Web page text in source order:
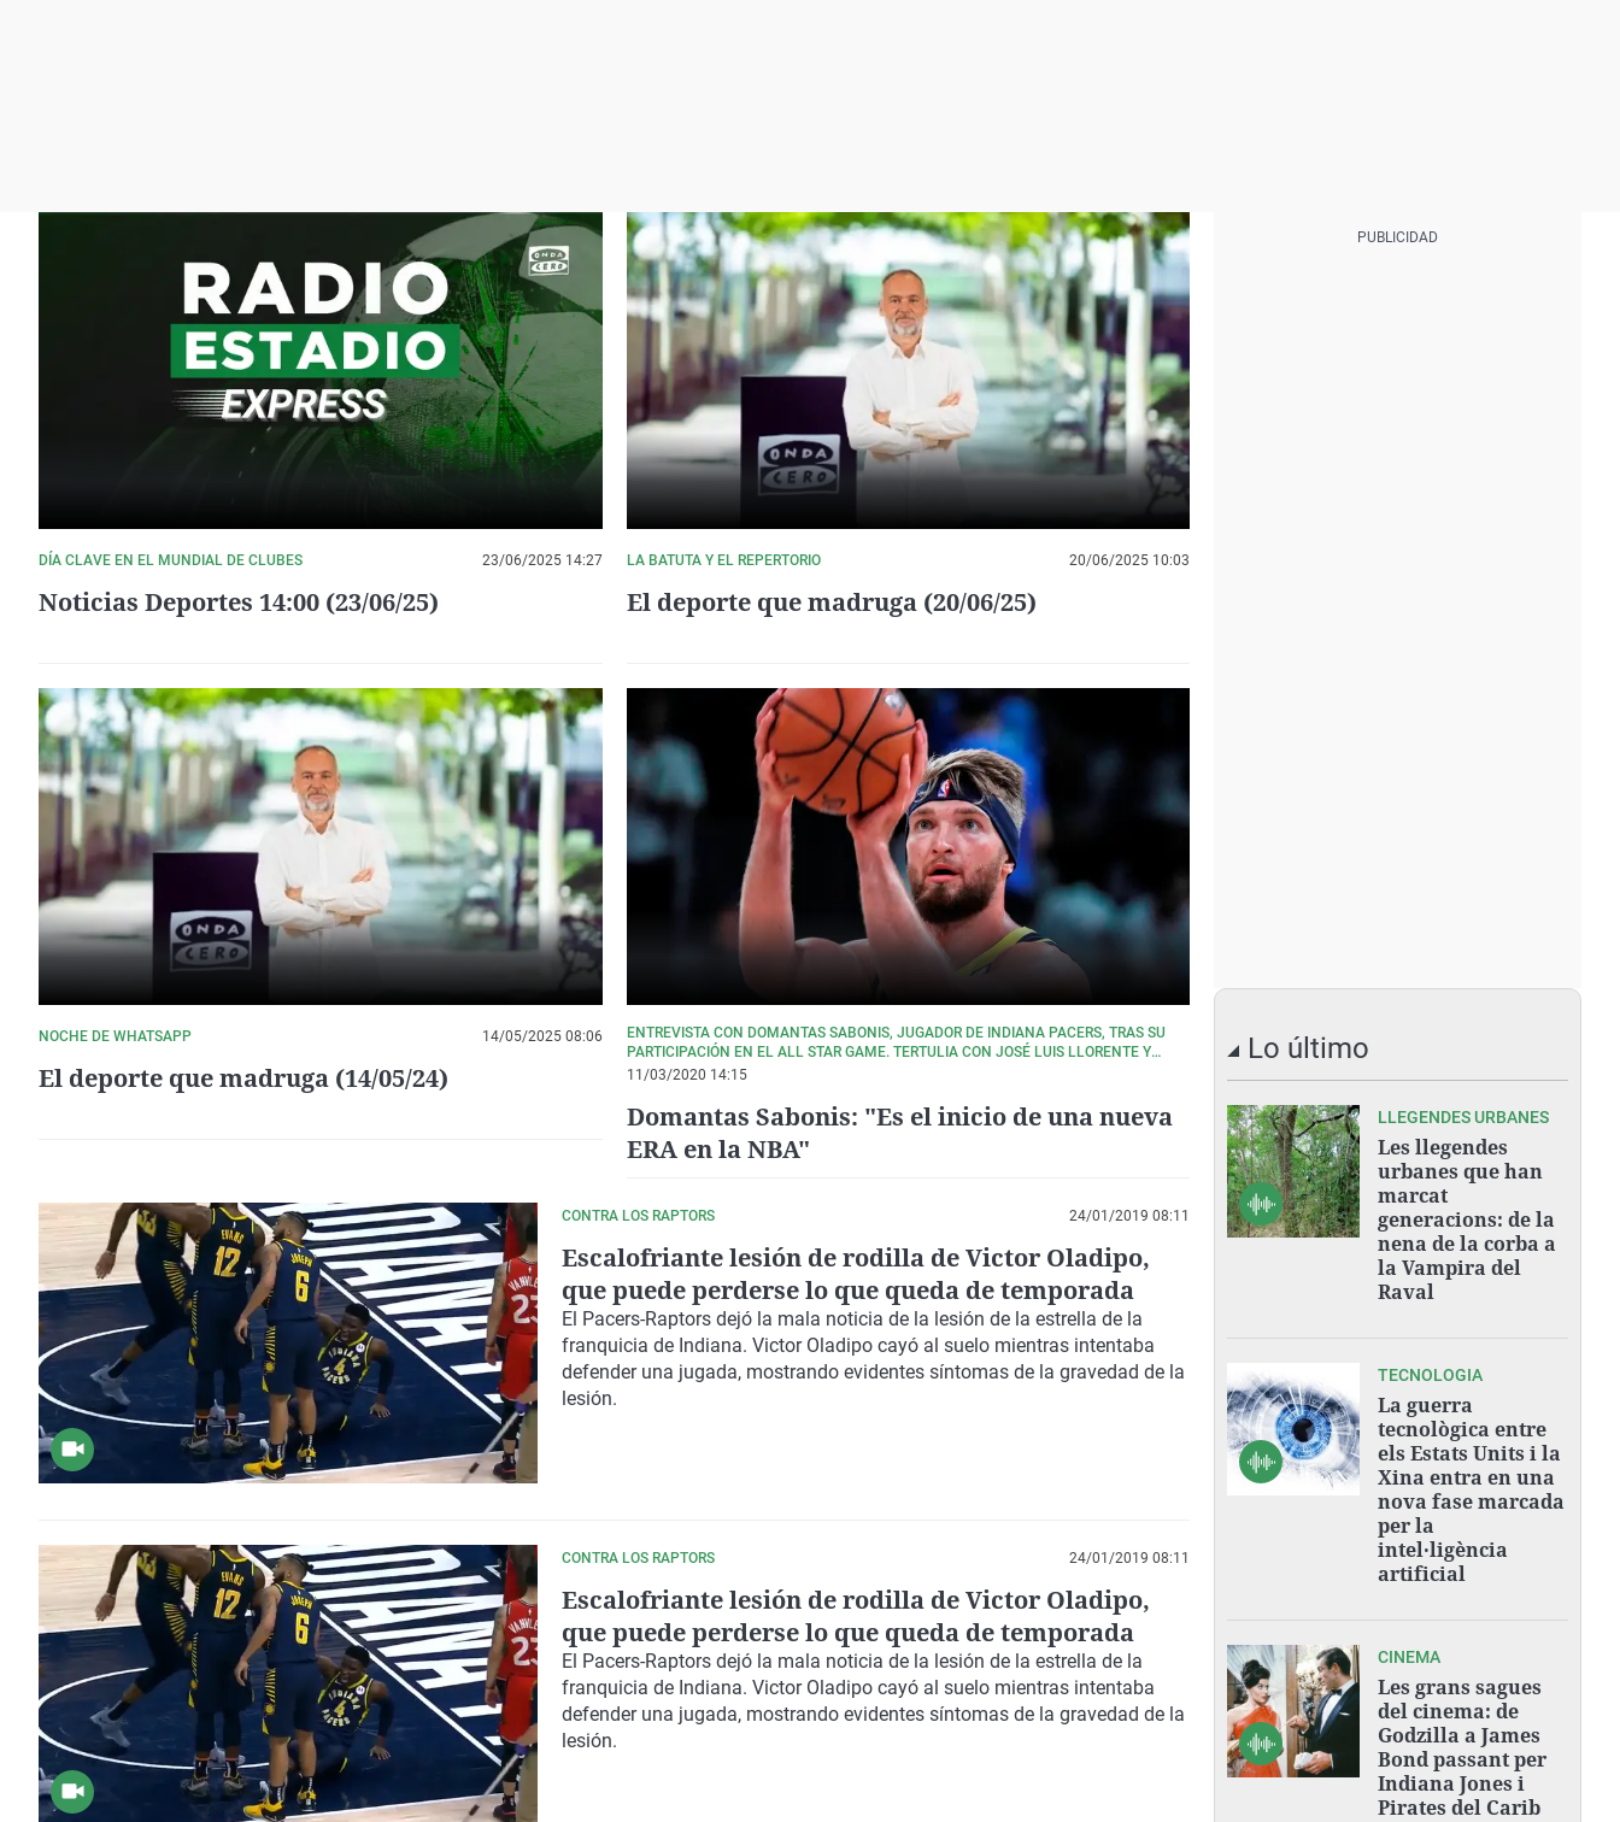
DÍA CLAVE EN EL MUNDIAL DE CLUBES 23/06/2025 14:27
Noticias Deportes 14:00 (23/06/25)
LA BATUTA Y EL REPERTORIO 20/06/2025 10:03
El deporte que madruga (20/06/25)
NOCHE DE WHATSAPP 14/05/2025 08:06
El deporte que madruga (14/05/24)
ENTREVISTA CON DOMANTAS SABONIS, JUGADOR DE INDIANA PACERS, TRAS SU
PARTICIPACIÓN EN EL ALL STAR GAME. TERTULIA CON JOSÉ LUIS LLORENTE Y
PEPE CATALINA. HABLAMOS CON LA ÁRBITRA PAULA LEMA PARGA Y CERRAMOS
11/03/2020 14:15
Domantas Sabonis: "Es el inicio de una nueva
ERA en la NBA"
CONTRA LOS RAPTORS 24/01/2019 08:11
Escalofriante lesión de rodilla de Victor Oladipo,
que puede perderse lo que queda de temporada
El Pacers-Raptors dejó la mala noticia de la lesión de la estrella de la
franquicia de Indiana. Victor Oladipo cayó al suelo mientras intentaba
defender una jugada, mostrando evidentes síntomas de la gravedad de la
lesión.
CONTRA LOS RAPTORS 24/01/2019 08:11
Escalofriante lesión de rodilla de Victor Oladipo,
que puede perderse lo que queda de temporada
El Pacers-Raptors dejó la mala noticia de la lesión de la estrella de la
franquicia de Indiana. Victor Oladipo cayó al suelo mientras intentaba
defender una jugada, mostrando evidentes síntomas de la gravedad de la
lesión.
Lo último
LLEGENDES URBANES
Les llegendes
urbanes que han
marcat
generacions: de la
nena de la corba a
la Vampira del
Raval
TECNOLOGIA
La guerra
tecnològica entre
els Estats Units i la
Xina entra en una
nova fase marcada
per la
intel·ligència
artificial
CINEMA
Les grans sagues
del cinema: de
Godzilla a James
Bond passant per
Indiana Jones i
Pirates del Carib